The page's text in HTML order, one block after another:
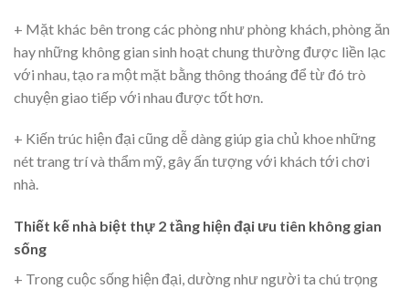
+ Mặt khác bên trong các phòng như phòng khách, phòng ăn
hay những không gian sinh hoạt chung thường được liền lạc
với nhau, tạo ra một mặt bằng thông thoáng để từ đó trò
chuyện giao tiếp với nhau được tốt hơn.
+ Kiến trúc hiện đại cũng dễ dàng giúp gia chủ khoe những
nét trang trí và thẩm mỹ, gây ấn tượng với khách tới chơi
nhà.
Thiết kế nhà biệt thự 2 tầng hiện đại ưu tiên không gian
sống
+ Trong cuộc sống hiện đại, dường như người ta chú trọng